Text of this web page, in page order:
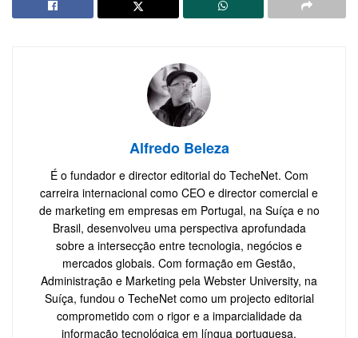
Alfredo Beleza
É o fundador e director editorial do TecheNet. Com
carreira internacional como CEO e director comercial e
de marketing em empresas em Portugal, na Suíça e no
Brasil, desenvolveu uma perspectiva aprofundada
sobre a intersecção entre tecnologia, negócios e
mercados globais. Com formação em Gestão,
Administração e Marketing pela Webster University, na
Suíça, fundou o TecheNet como um projecto editorial
comprometido com o rigor e a imparcialidade da
informação tecnológica em língua portuguesa.